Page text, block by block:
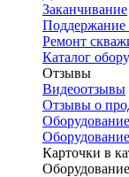
Заканчивание
Поддержание
Ремонт
Каталог
Отзывы
Видеоотзывы
Отзывы о
Карточки в